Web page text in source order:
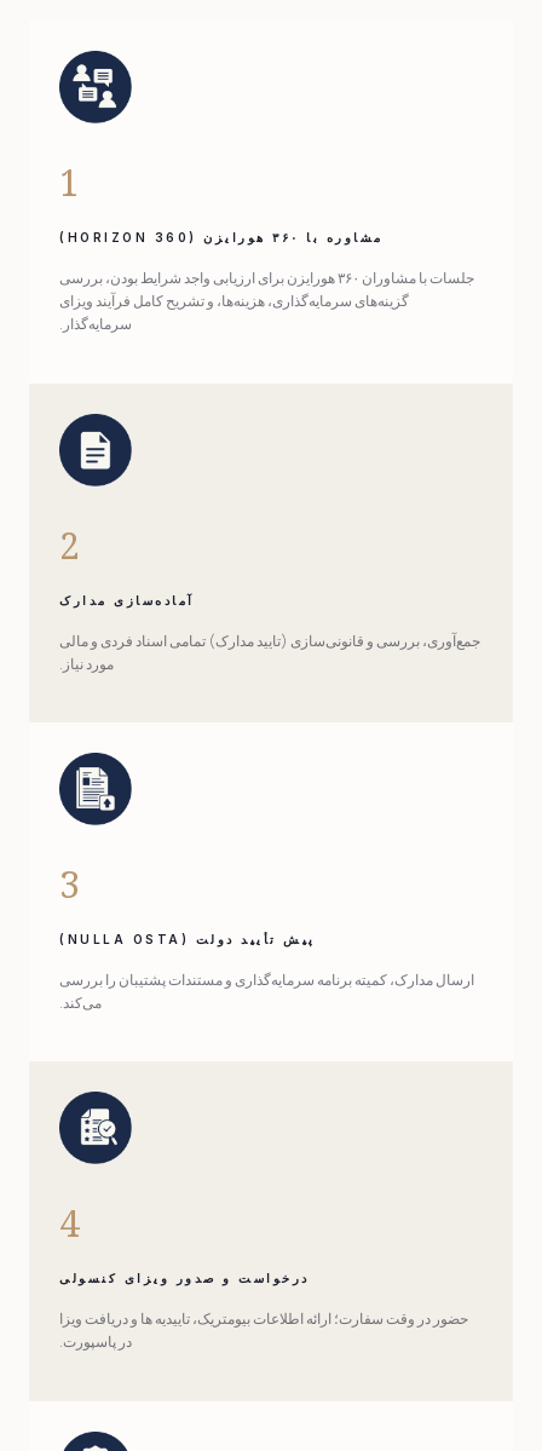
1
مشاوره با ۳۶۰ هورایزن (360 HORIZON)
جلسات با مشاوران ۳۶۰ هورایزن برای ارزیابی واجد شرایط بودن، بررسی
گزینه‌های سرمایه‌گذاری، هزینه‌ها، و تشریح کامل فرآیند ویزای
سرمایه‌گذار.
2
آماده‌سازی مدارک
جمع‌آوری، بررسی و قانونی‌سازی (تایید مدارک) تمامی اسناد فردی و مالی
مورد نیاز.
3
پیش تأیید دولت (NULLA OSTA)
ارسال مدارک، کمیته برنامه سرمایه‌گذاری و مستندات پشتیبان را بررسی
می‌کند.
4
درخواست و صدور ویزای کنسولی
حضور در وقت سفارت؛ ارائه اطلاعات بیومتریک، تاییدیه ها و دریافت ویزا
در پاسپورت.